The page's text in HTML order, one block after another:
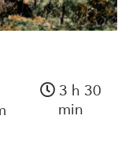
3 h 30
min